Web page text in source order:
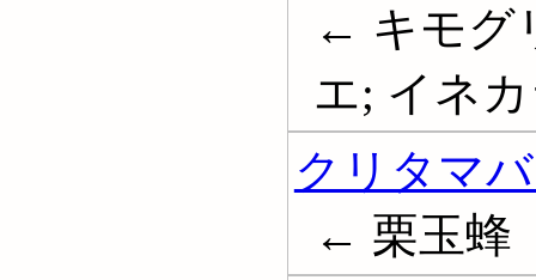
← キモグ
エ; イネ
クリタマ
← 栗玉蜂